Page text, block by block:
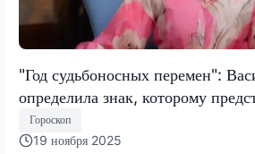
"Год судьбоносных перемен":
определила знак, которому
испытание, меняющее все
Гороскоп
19 ноября 2025